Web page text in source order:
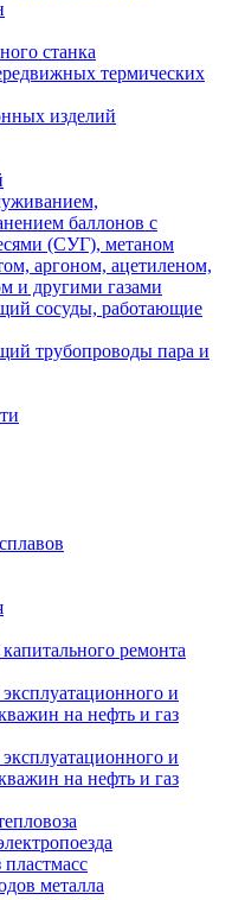
станка
термических
изделий
баллонов с
(СУГ), метаном
аргоном, ацетиленом,
и другими газами
сосуды, работающие
трубопроводы пара и
ремонта
и
на нефть и газ
и
на нефть и газ
металла